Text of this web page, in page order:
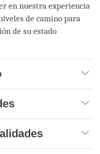
en nuestra experiencia
de camino para
de su estado